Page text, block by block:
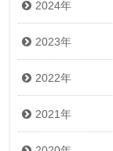
2024年
2023年
2022年
2021年